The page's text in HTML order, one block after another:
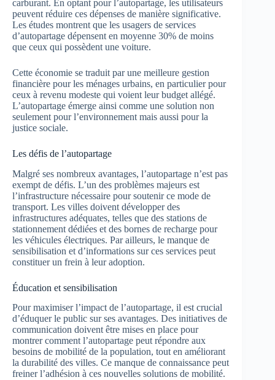
carburant. En optant pour l’autopartage, les utilisateurs
peuvent réduire ces dépenses de manière significative.
Les études montrent que les usagers de services
d’autopartage dépensent en moyenne 30% de moins
que ceux qui possèdent une voiture.
Cette économie se traduit par une meilleure gestion
financière pour les ménages urbains, en particulier pour
ceux à revenu modeste qui voient leur budget allégé.
L’autopartage émerge ainsi comme une solution non
seulement pour l’environnement mais aussi pour la
justice sociale.
Les défis de l’autopartage
Malgré ses nombreux avantages, l’autopartage n’est pas
exempt de défis. L’un des problèmes majeurs est
l’infrastructure nécessaire pour soutenir ce mode de
transport. Les villes doivent développer des
infrastructures adéquates, telles que des stations de
stationnement dédiées et des bornes de recharge pour
les véhicules électriques. Par ailleurs, le manque de
sensibilisation et d’informations sur ces services peut
constituer un frein à leur adoption.
Éducation et sensibilisation
Pour maximiser l’impact de l’autopartage, il est crucial
d’éduquer le public sur ses avantages. Des initiatives de
communication doivent être mises en place pour
montrer comment l’autopartage peut répondre aux
besoins de mobilité de la population, tout en améliorant
la durabilité des villes. Ce manque de connaissance peut
freiner l’adhésion à ces nouvelles solutions de mobilité.